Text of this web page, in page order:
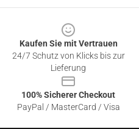
Kaufen Sie mit Vertrauen
24/7 Schutz von Klicks bis zur
Lieferung
100% Sicherer Checkout
PayPal / MasterCard / Visa